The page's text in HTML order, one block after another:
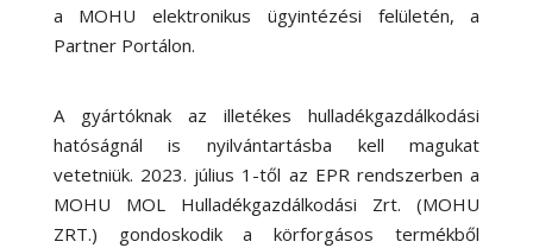
a MOHU elektronikus ügyintézési felületén, a
Partner Portálon.
A gyártóknak az illetékes hulladékgazdálkodási
hatóságnál is nyilvántartásba kell magukat
vetetniük. 2023. július 1-től az EPR rendszerben a
MOHU MOL Hulladékgazdálkodási Zrt. (MOHU
ZRT.) gondoskodik a körforgásos termékből